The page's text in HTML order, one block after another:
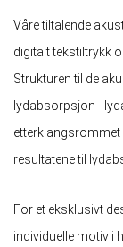
Våre tiltalende
digitalt tekstiltrykk
Strukturen til de
lydabsorpsjon -
resultatene til
For et eksklusivt
individuelle motiv i